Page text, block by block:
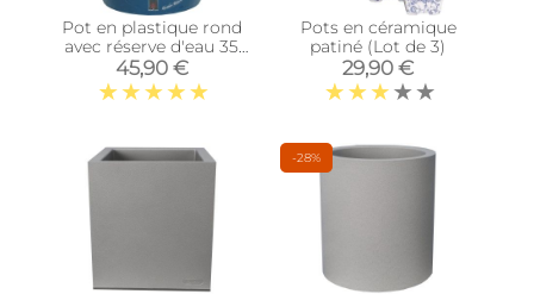
Pot en plastique rond
avec réserve d'eau 35
cm Eva (Bleu)
45,90 €
Pots en céramique
patiné (Lot de 3)
29,90 €
-28%